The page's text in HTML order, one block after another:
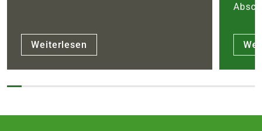
Weiterlesen